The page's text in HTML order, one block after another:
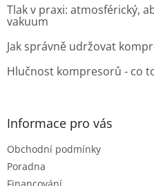
Tlak v praxi: atmosférický,
vakuum
Jak správně udržovat
Hlučnost kompresorů - co
Informace pro vás
Obchodní podmínky
Poradna